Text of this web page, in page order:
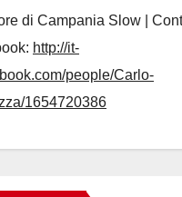
di Campania Slow |
http://it-
people/Carlo-
1654720386